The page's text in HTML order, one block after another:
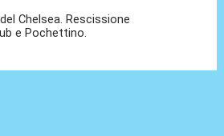
Chelsea. Rescissione
e Pochettino.